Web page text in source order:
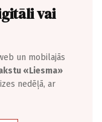
vai
un mobilajās
«Liesma»
nedēļā, ar